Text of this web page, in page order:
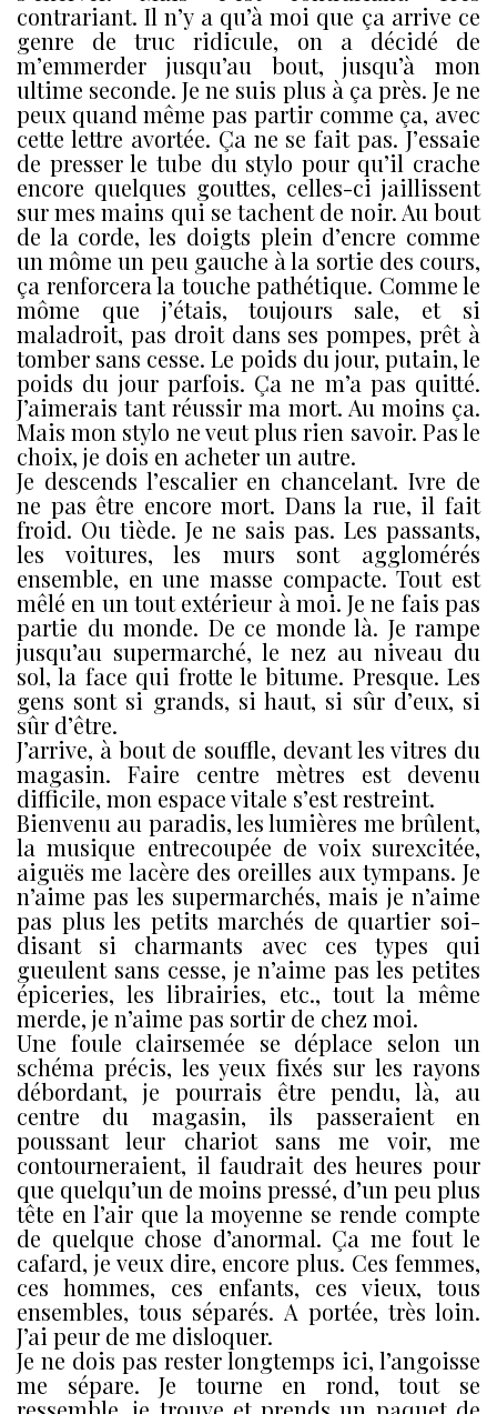
contrariant. Il n’y a qu’à moi que ça arrive ce
genre de truc ridicule, on a décidé de
m’emmerder jusqu’au bout, jusqu’à mon
ultime seconde. Je ne suis plus à ça près. Je ne
peux quand même pas partir comme ça, avec
cette lettre avortée. Ça ne se fait pas. J’essaie
de presser le tube du stylo pour qu’il crache
encore quelques gouttes, celles-ci jaillissent
sur mes mains qui se tachent de noir. Au bout
de la corde, les doigts plein d’encre comme
un môme un peu gauche à la sortie des cours,
ça renforcera la touche pathétique. Comme le
môme que j’étais, toujours sale, et si
maladroit, pas droit dans ses pompes, prêt à
tomber sans cesse. Le poids du jour, putain, le
poids du jour parfois. Ça ne m’a pas quitté.
J’aimerais tant réussir ma mort. Au moins ça.
Mais mon stylo ne veut plus rien savoir. Pas le
choix, je dois en acheter un autre.
Je descends l’escalier en chancelant. Ivre de
ne pas être encore mort. Dans la rue, il fait
froid. Ou tiède. Je ne sais pas. Les passants,
les voitures, les murs sont agglomérés
ensemble, en une masse compacte. Tout est
mêlé en un tout extérieur à moi. Je ne fais pas
partie du monde. De ce monde là. Je rampe
jusqu’au supermarché, le nez au niveau du
sol, la face qui frotte le bitume. Presque. Les
gens sont si grands, si haut, si sûr d’eux, si
sûr d’être.
J’arrive, à bout de souffle, devant les vitres du
magasin. Faire centre mètres est devenu
difficile, mon espace vitale s’est restreint.
Bienvenu au paradis, les lumières me brûlent,
la musique entrecoupée de voix surexcitée,
aiguës me lacère des oreilles aux tympans. Je
n’aime pas les supermarchés, mais je n’aime
pas plus les petits marchés de quartier soi-
disant si charmants avec ces types qui
gueulent sans cesse, je n’aime pas les petites
épiceries, les librairies, etc., tout la même
merde, je n’aime pas sortir de chez moi.
Une foule clairsemée se déplace selon un
schéma précis, les yeux fixés sur les rayons
débordant, je pourrais être pendu, là, au
centre du magasin, ils passeraient en
poussant leur chariot sans me voir, me
contourneraient, il faudrait des heures pour
que quelqu’un de moins pressé, d’un peu plus
tête en l’air que la moyenne se rende compte
de quelque chose d’anormal. Ça me fout le
cafard, je veux dire, encore plus. Ces femmes,
ces hommes, ces enfants, ces vieux, tous
ensembles, tous séparés. A portée, très loin.
J’ai peur de me disloquer.
Je ne dois pas rester longtemps ici, l’angoisse
me sépare. Je tourne en rond, tout se